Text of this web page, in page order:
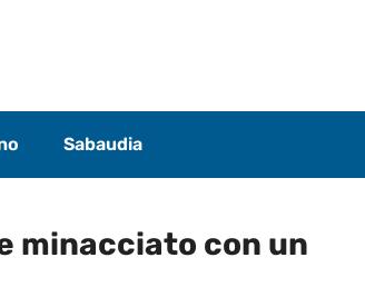
Sabaudia
minacciato con un